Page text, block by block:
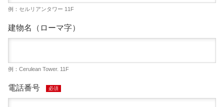
例：セルリアンタワー 11F
建物名（ローマ字）
例：Cerulean Tower. 11F
電話番号 必須